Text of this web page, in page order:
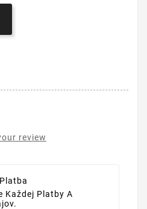
review
Každej Platby A